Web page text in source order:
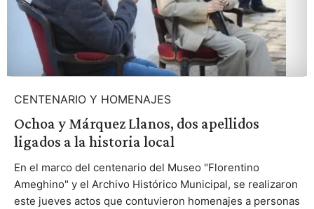
CENTENARIO Y HOMENAJES
Ochoa y Márquez Llanos, dos apellidos
ligados a la historia local
En el marco del centenario del Museo "Florentino
Ameghino" y el Archivo Histórico Municipal, se realizaron
este jueves actos que contuvieron homenajes a personas